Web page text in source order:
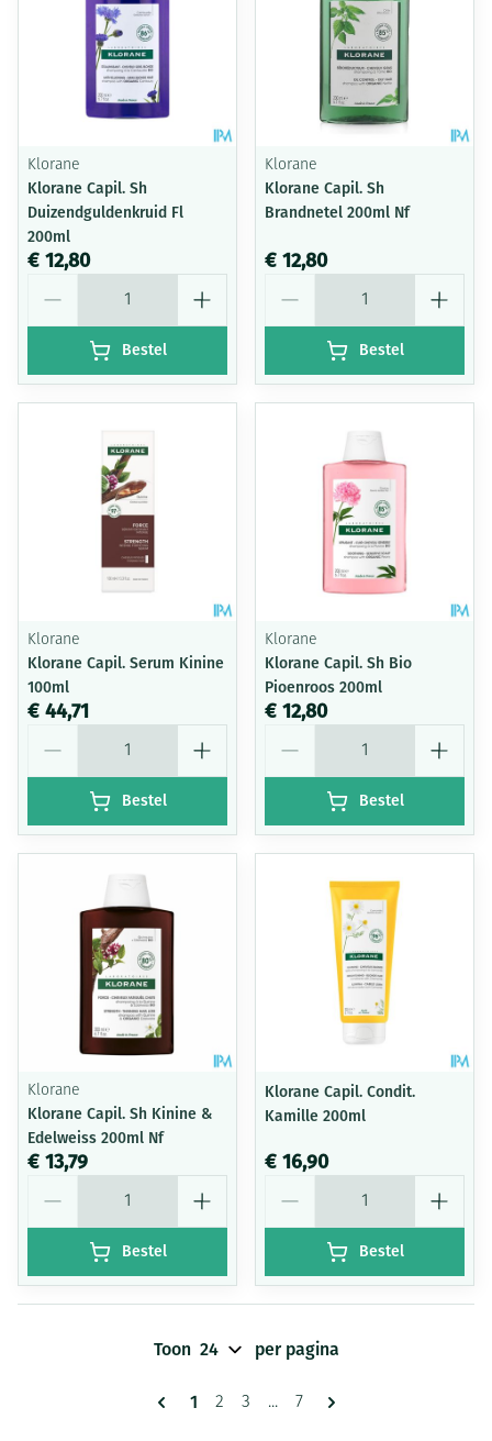
Klorane
Klorane Capil. Sh
Duizendguldenkruid Fl
200ml
€ 12,80
Bestel
Klorane
Klorane Capil. Sh
Brandnetel 200ml Nf
€ 12,80
Bestel
Klorane
Klorane Capil. Serum Kinine
100ml
€ 44,71
Bestel
Klorane
Klorane Capil. Sh Bio
Pioenroos 200ml
€ 12,80
Bestel
Klorane
Klorane Capil. Sh Kinine &
Edelweiss 200ml Nf
€ 13,79
Bestel
Klorane Capil. Condit.
Kamille 200ml
€ 16,90
Bestel
Pagina's
U lees momenteel pagina
1 Pagina
2 Pagina
3 ... Pagina
7
Toon per pagina